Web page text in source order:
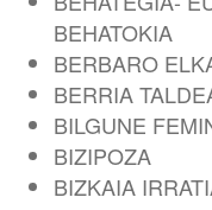
BEHATOKIA
BERBARO
BERRIA
BILGUNE
BIZIPOZA
BIZKAIA